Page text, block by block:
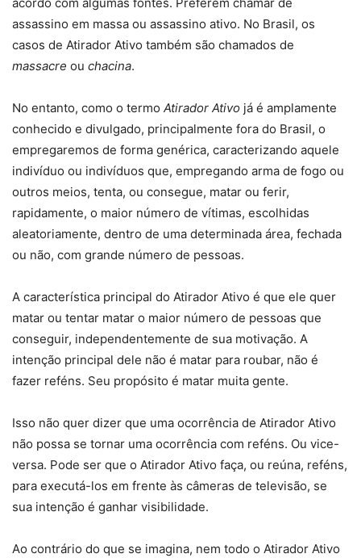
assassino em massa ou assassino ativo. No Brasil, os
casos de Atirador Ativo também são chamados de
massacre ou chacina.
No entanto, como o termo Atirador Ativo já é amplamente
conhecido e divulgado, principalmente fora do Brasil, o
empregaremos de forma genérica, caracterizando aquele
indivíduo ou indivíduos que, empregando arma de fogo ou
outros meios, tenta, ou consegue, matar ou ferir,
rapidamente, o maior número de vítimas, escolhidas
aleatoriamente, dentro de uma determinada área, fechada
ou não, com grande número de pessoas.
A característica principal do Atirador Ativo é que ele quer
matar ou tentar matar o maior número de pessoas que
conseguir, independentemente de sua motivação. A
intenção principal dele não é matar para roubar, não é
fazer reféns. Seu propósito é matar muita gente.
Isso não quer dizer que uma ocorrência de Atirador Ativo
não possa se tornar uma ocorrência com reféns. Ou vice-
versa. Pode ser que o Atirador Ativo faça, ou reúna, reféns,
para executá-los em frente às câmeras de televisão, se
sua intenção é ganhar visibilidade.
Ao contrário do que se imagina, nem todo o Atirador Ativo